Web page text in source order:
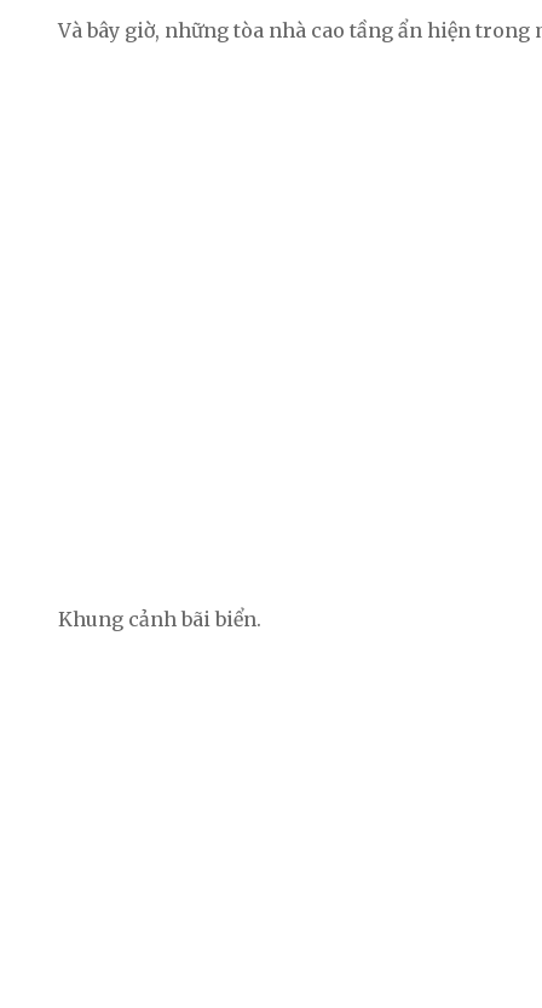
Và bây giờ, những tòa nhà cao tầng ẩn hiện trong
Khung cảnh bãi biển.